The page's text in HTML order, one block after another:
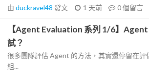
由 duckravel48 發文 1 天前 0個留言
【Agent Evaluation 系列 1/6】Agent
試？
很多團隊評估 Agent 的方法，其實還停留在
組...